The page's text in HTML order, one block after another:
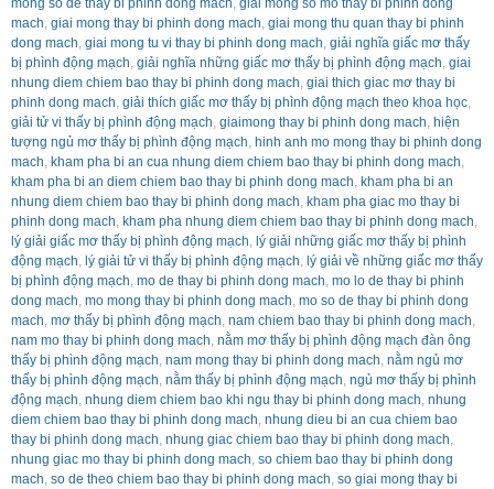
mong so de thay bi phinh dong mach, giai mong so mo thay bi phinh dong
mach, giai mong thay bi phinh dong mach, giai mong thu quan thay bi phinh
dong mach, giai mong tu vi thay bi phinh dong mach, giải nghĩa giấc mơ thấy
bị phình động mạch, giải nghĩa những giấc mơ thấy bị phình động mạch, giai
nhung diem chiem bao thay bi phinh dong mach, giai thich giac mơ thay bi
phinh dong mach, giải thích giấc mơ thấy bị phình động mạch theo khoa học,
giải tử vi thấy bị phình động mạch, giaimong thay bi phinh dong mach, hiện
tượng ngủ mơ thấy bị phình động mạch, hinh anh mo mong thay bi phinh dong
mach, kham pha bi an cua nhung diem chiem bao thay bi phinh dong mach,
kham pha bi an diem chiem bao thay bi phinh dong mach, kham pha bi an
nhung diem chiem bao thay bi phinh dong mach, kham pha giac mo thay bi
phinh dong mach, kham pha nhung diem chiem bao thay bi phinh dong mach,
lý giải giấc mơ thấy bị phình động mạch, lý giải những giấc mơ thấy bị phình
động mạch, lý giải tử vi thấy bị phình động mạch, lý giải về những giấc mơ thấy
bị phình động mạch, mo de thay bi phinh dong mach, mo lo de thay bi phinh
dong mach, mo mong thay bi phinh dong mach, mo so de thay bi phinh dong
mach, mơ thấy bị phình động mạch, nam chiem bao thay bi phinh dong mach,
nam mo thay bi phinh dong mach, nằm mơ thấy bị phình động mạch đàn ông
thấy bị phình động mạch, nam mong thay bi phinh dong mach, nằm ngủ mơ
thấy bị phình động mạch, nằm thấy bị phình động mạch, ngủ mơ thấy bị phình
động mạch, nhung diem chiem bao khi ngu thay bi phinh dong mach, nhung
diem chiem bao thay bi phinh dong mach, nhung dieu bi an cua chiem bao
thay bi phinh dong mach, nhung giac chiem bao thay bi phinh dong mach,
nhung giac mo thay bi phinh dong mach, so chiem bao thay bi phinh dong
mach, so de theo chiem bao thay bi phinh dong mach, so giai mong thay bi